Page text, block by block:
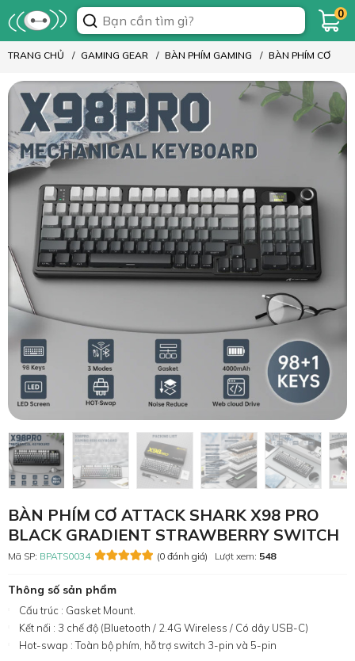
0
TRANG CHỦ GAMING GEAR BÀN PHÍM GAMING BÀN PHÍM CƠ
BÀN PHÍM CƠ ATTACK SHARK X98 PRO
BLACK GRADIENT STRAWBERRY SWITCH
Mã SP: BPATS0034 (0 đánh giá) Lượt xem: 548
Thông số sản phẩm
Cấu trúc : Gasket Mount.
Kết nối : 3 chế độ (Bluetooth / 2.4G Wireless / Có dây USB-C)
Hot-swap : Toàn bộ phím, hỗ trợ switch 3-pin và 5-pin